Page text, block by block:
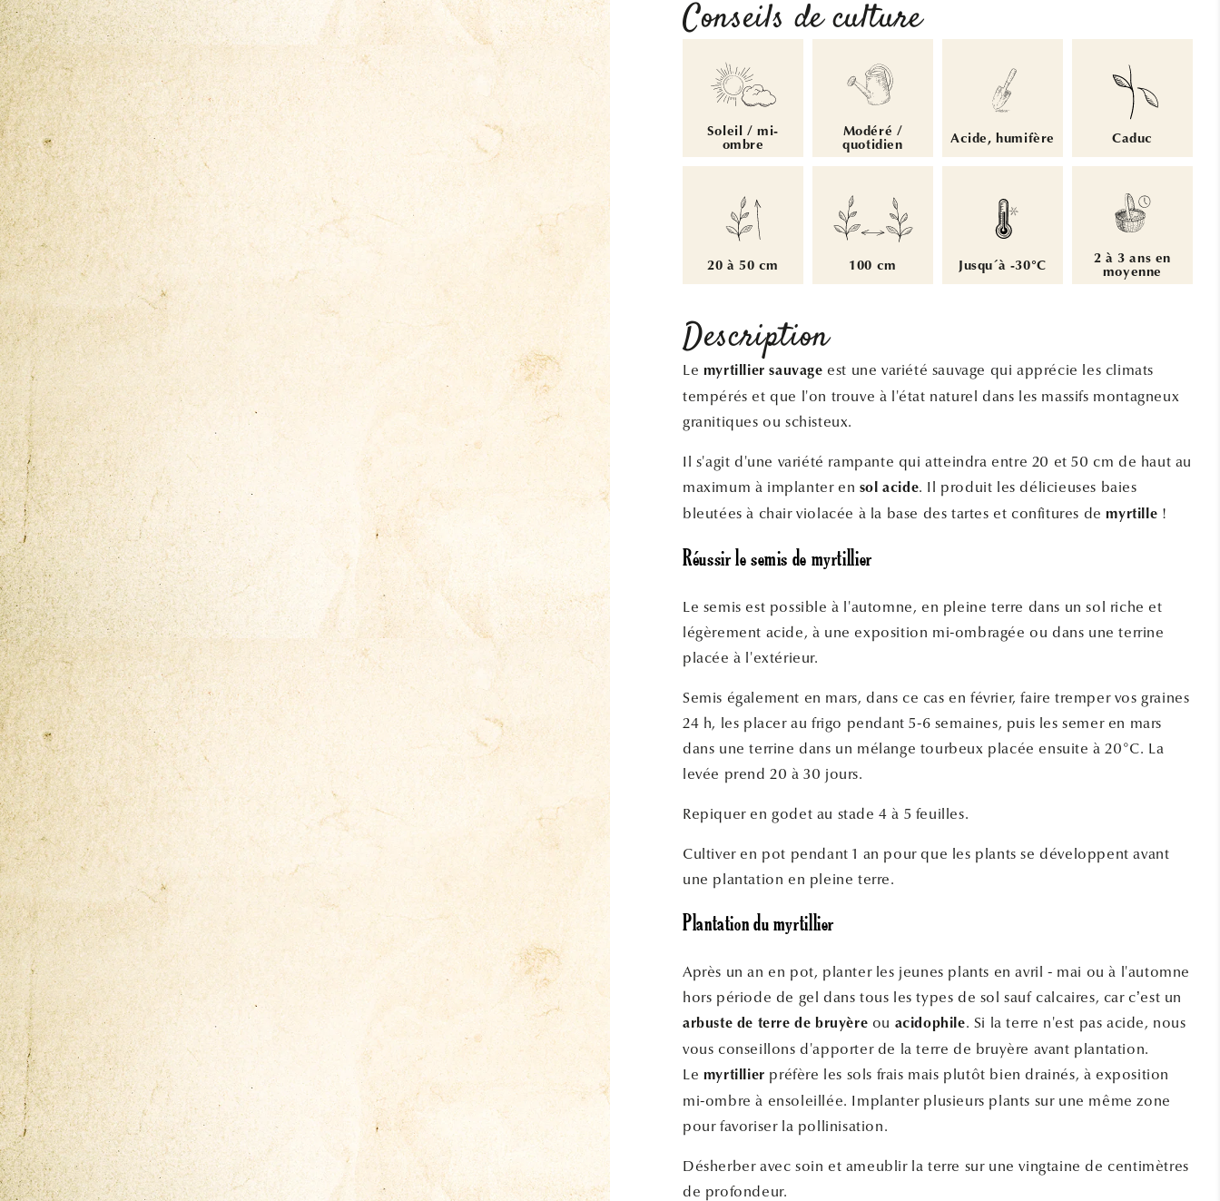
Conseils de culture
Soleil / mi-
ombre
Modéré /
quotidien
Acide, humifère Caduc
20 à 50 cm 100 cm Jusqu´à -30°C
2 à 3 ans en
moyenne
Description
Le myrtillier sauvage est une variété sauvage qui apprécie les climats
tempérés et que l'on trouve à l'état naturel dans les massifs montagneux
granitiques ou schisteux.
Il s'agit d'une variété rampante qui atteindra entre 20 et 50 cm de haut au
maximum à implanter en sol acide. Il produit les délicieuses baies
bleutées à chair violacée à la base des tartes et confitures demyrtille !
Réussir le semis de myrtillier
Le semis est possible à l'automne, en pleine terre dans un sol riche et
légèrement acide, à une exposition mi-ombragée ou dans une terrine
placée à l'extérieur.
Semis également en mars, dans ce cas en février, faire tremper vos graines
24 h, les placer au frigo pendant 5-6 semaines, puis les semer en mars
dans une terrine dans un mélange tourbeux placée ensuite à 20°C. La
levée prend 20 à 30 jours.
Repiquer en godet au stade 4 à 5 feuilles.
Cultiver en pot pendant 1 an pour que les plants se développent avant
une plantation en pleine terre.
Plantation du myrtillier
Après un an en pot, planter les jeunes plants en avril - mai ou à l'automne
hors période de gel dans tous les types de sol sauf calcaires, car c’est un
arbuste de terre de bruyère ou acidophile. Si la terre n'est pas acide, nous
vous conseillons d'apporter de la terre de bruyère avant plantation.
Le myrtillier préfère les sols frais mais plutôt bien drainés, à exposition
mi-ombre à ensoleillée. Implanter plusieurs plants sur une même zone
pour favoriser la pollinisation.
Désherber avec soin et ameublir la terre sur une vingtaine de centimètres
de profondeur.